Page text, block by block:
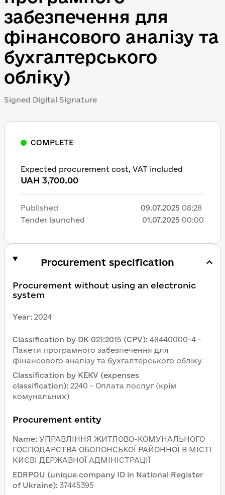
забезпечення для
фінансового аналізу та
бухгалтерського
обліку)
Signed Digital Signature
Procurement specification
Procurement without using an electronic
system
Year: 2024
Classification by DK 021:2015 (CPV): 48440000-4 -
Пакети програмного забезпечення для
фінансового аналізу та бухгалтерського обліку
Classification by KEKV (expenses
classification): 2240 - Оплата послуг (крім
комунальних)
Procurement entity
Name: УПРАВЛІННЯ ЖИТЛОВО-КОМУНАЛЬНОГО
ГОСПОДАРСТВА ОБОЛОНСЬКОЇ РАЙОННОЇ В МІСТІ
КИЄВІ ДЕРЖАВНОЇ АДМІНІСТРАЦІЇ
EDRPOU (unique company ID in National Register
of Ukraine): 37445395
COMPLETE
Expected procurement cost, VAT included
UAH 3,700.00
Published 09.07.2025 08:28
Tender launched
01.07.2025 00:00